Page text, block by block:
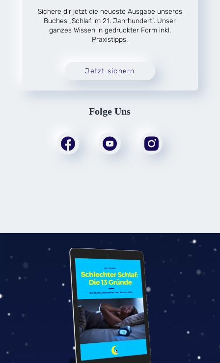
Sichere dir jetzt die neueste Ausgabe unseres
Buches „Schlaf im 21. Jahrhundert“. Unser
ganzes Wissen in gedruckter Form inkl.
Praxistipps.
Jetzt sichern
Folge Uns